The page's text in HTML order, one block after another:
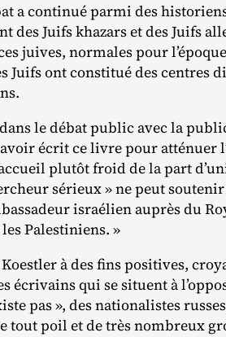
a continué parmi des
des Juifs khazars et des Juifs
juives, normales pour
ont constitué des centres
le débat public avec la
écrit ce livre pour atténuer
plutôt froid de la part
sérieux » ne peut
israélien auprès du
Palestiniens. »
à des fins positives,
écrivains qui se situent à
pas », des nationalistes
tout poil et de très nombreux